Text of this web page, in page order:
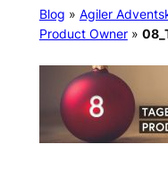
Blog » Agiler
Product Owner»